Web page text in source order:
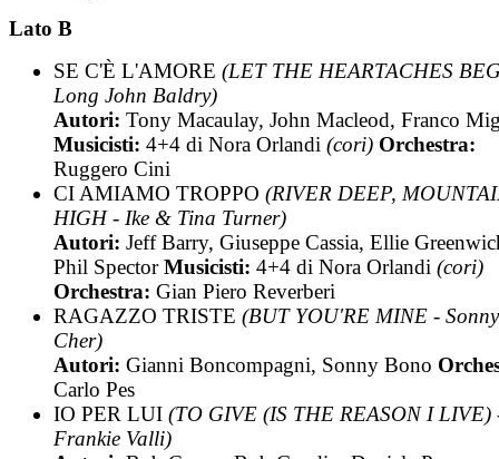
Lato B
SE C'È L'AMORE (LET THE HEARTACHES
Long John Baldry)
Autori: Tony Macaulay, John Macleod, Franco
Musicisti: 4+4 di Nora Orlandi (cori) Orchestra:
Ruggero Cini
CI AMIAMO TROPPO (RIVER DEEP,
HIGH - Ike & Tina Turner)
Autori: Jeff Barry, Giuseppe Cassia, Ellie
Phil SpectorMusicisti: 4+4 di Nora Orlandi (cori)
Orchestra: Gian Piero Reverberi
RAGAZZO TRISTE (BUT YOU'RE MINE -
Cher)
Autori: Gianni Boncompagni, Sonny Bono
Carlo Pes
IO PER LUI (TO GIVE (IS THE REASON I LIVE)
Frankie Valli)